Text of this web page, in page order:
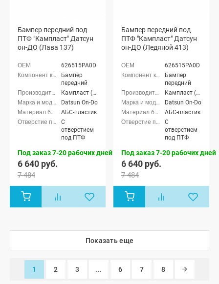
Бампер передний под
ПТФ "Кампласт" Датсун
он-ДО (Лава 137)
626515PA0D
Бампер
передний
Кампласт (г. Набережные Челны)
Datsun On-Do
АБС-пластик
С
отверстием
под ПТФ
Под заказ 7-20 рабочих дней
6 640 руб.
7 484
Бампер передний под
ПТФ "Кампласт" Датсун
он-ДО (Ледяной 413)
626515PA0D
Бампер
передний
Кампласт (г. Набережные Челны)
Datsun On-Do
АБС-пластик
С
отверстием
под ПТФ
Под заказ 7-20 рабочих дней
6 640 руб.
7 484
Показать еще
1 2 3 ... 6 7 8